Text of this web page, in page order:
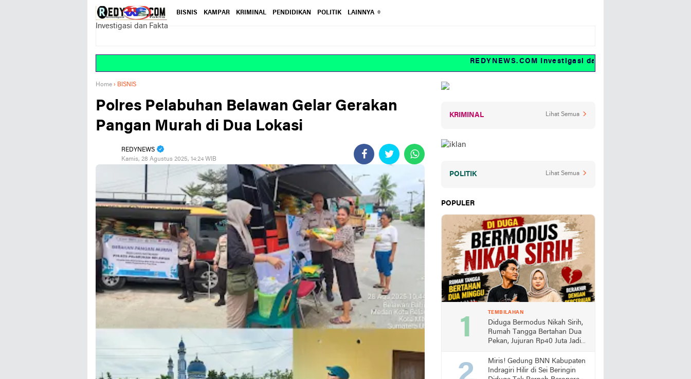
Investigasi dan Fakta
BISNIS KAMPAR KRIMINAL PENDIDIKAN POLITIK LAINNYA
REDYNEWS.COM Investigasi dan fakta
Home › BISNIS
Polres Pelabuhan Belawan Gelar Gerakan
Pangan Murah di Dua Lokasi
REDYNEWS
Kamis, 28 Agustus 2025, 14:24 WIB
KRIMINAL Lihat Semua
POLITIK Lihat Semua
POPULER
TEMBILAHAN
Diduga Bermodus Nikah Sirih,
Rumah Tangga Bertahan Dua
Pekan, Jujuran Rp40 Juta Jadi
Miris! Gedung BNN Kabupaten
Indragiri Hilir di Sei Beringin